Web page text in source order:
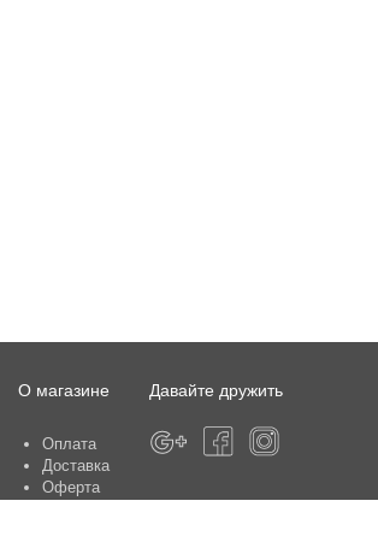
О магазине
Оплата
Доставка
Оферта
Давайте дружить